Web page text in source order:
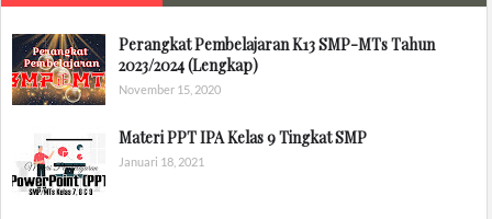
Perangkat Pembelajaran K13 SMP-MTs Tahun
2023/2024 (Lengkap)
November 15, 2020
Materi PPT IPA Kelas 9 Tingkat SMP
Januari 18, 2021